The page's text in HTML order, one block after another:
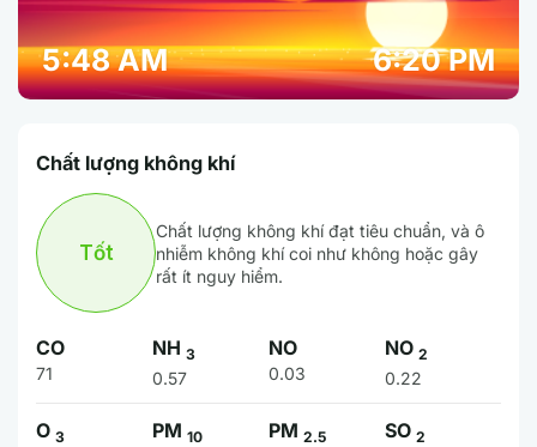
5:48 AM 6:20 PM
Chất lượng không khí
Tốt
Chất lượng không khí đạt tiêu chuẩn, và ô
nhiễm không khí coi như không hoặc gây
rất ít nguy hiểm.
CO
71
NH 3
0.57
NO
0.03
NO 2
0.22
O 3 PM 10 PM 2.5 SO 2